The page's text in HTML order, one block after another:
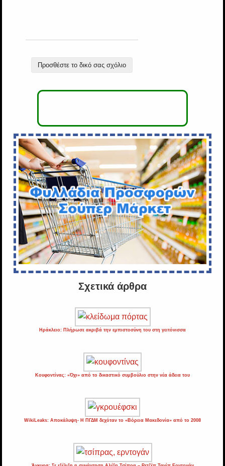
Προσθέστε το δικό σας σχόλιο
Σχετικά άρθρα
Ηράκλειο: Πλήρωσε ακριβά την εμπιστοσύνη του στη γειτόνισσα
Κουφοντίνας: «Όχι» από το δικαστικό συμβούλιο στην νέα άδεια του
WikiLeaks: Αποκάλυψη- Η ΠΓΔΜ δεχόταν το «Βόρεια Μακεδονία» από το 2008